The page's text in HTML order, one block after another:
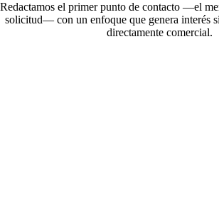
Redactamos el primer punto de contacto —el
solicitud— con un enfoque que genera interés
directamente comercial.